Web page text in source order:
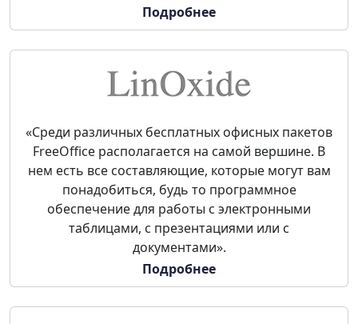
Подробнее
«Среди различных бесплатных офисных пакетов
FreeOffice располагается на самой вершине. В
нем есть все составляющие, которые могут вам
понадобиться, будь то программное
обеспечение для работы с электронными
таблицами, с презентациями или с
документами».
Подробнее